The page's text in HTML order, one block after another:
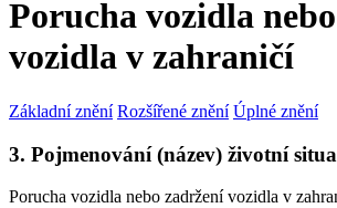
Porucha vozidla
vozidla v zahraničí
Základní znění Rozšířené znění Úplné znění
3. Pojmenování (název) životní
Porucha vozidla nebo zadržení vozidla v